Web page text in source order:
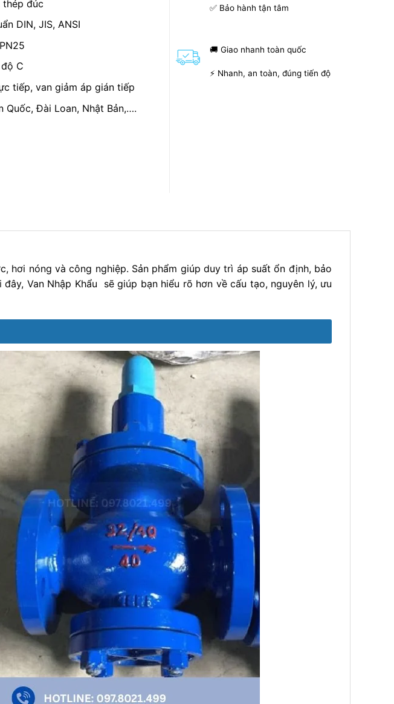
thép đúc
DIN, JIS, ANSI
C
tiếp, van giảm áp gián tiếp
Quốc, Đài Loan, Nhật Bản,….
✅ Bảo hành tận tâm
🚚 Giao nhanh toàn quốc
⚡ Nhanh, an toàn, đúng tiến độ
hơi nóng và công nghiệp. Sản phẩm giúp duy trì áp suất ổn định, bảo
Van Nhập Khẩu sẽ giúp bạn hiểu rõ hơn về cấu tạo, nguyên lý, ưu